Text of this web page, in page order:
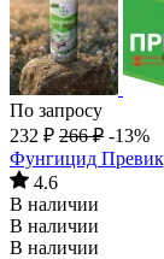
По запросу
232 ₽ 266 ₽ -13%
Фунгицид
4.6
В наличии
В наличии
В наличии